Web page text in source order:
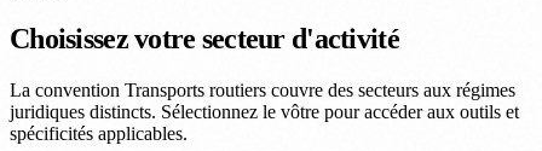
Choisissez votre secteur d'activité
La convention Transports routiers couvre des secteurs aux régimes
juridiques distincts. Sélectionnez le vôtre pour accéder aux outils et
spécificités applicables.